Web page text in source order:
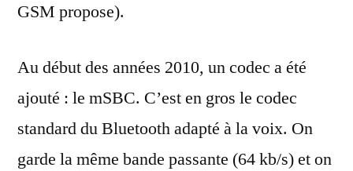
GSM propose).
Au début des années 2010, un codec a été
ajouté : le mSBC. C’est en gros le codec
standard du Bluetooth adapté à la voix. On
garde la même bande passante (64 kb/s) et on